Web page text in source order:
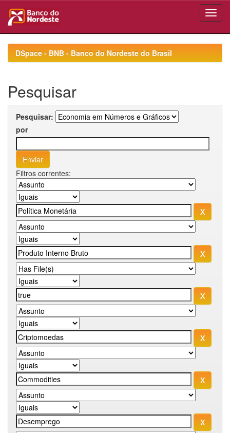
navigationDSpace - BNB - Banco do Nordeste do Brasil
Pesquisar
Pesquisar:
por
Filtros correntes: